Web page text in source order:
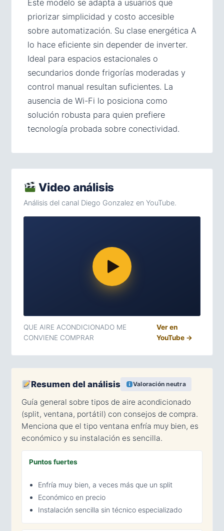
Este modelo se adapta a usuarios que
priorizar simplicidad y costo accesible
sobre automatización. Su clase energética A
lo hace eficiente sin depender de inverter.
Ideal para espacios estacionales o
secundarios donde frigorías moderadas y
control manual resultan suficientes. La
ausencia de Wi-Fi lo posiciona como
solución robusta para quien prefiere
tecnología probada sobre conectividad.
Video análisis
Análisis del canal Diego Gonzalez en YouTube.
QUE AIRE ACONDICIONADO ME
CONVIENE COMPRAR
Ver en
YouTube →
Resumen del análisis Valoración neutra
Guía general sobre tipos de aire acondicionado
(split, ventana, portátil) con consejos de compra.
Menciona que el tipo ventana enfría muy bien, es
económico y su instalación es sencilla.
Puntos fuertes
Enfría muy bien, a veces más que un split
Económico en precio
Instalación sencilla sin técnico especializado